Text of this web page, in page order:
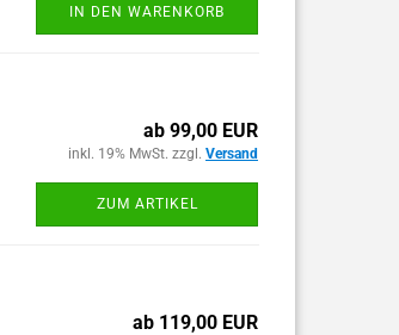
IN DEN WARENKORB
ab 99,00 EUR
inkl. 19% MwSt. zzgl. Versand
ZUM ARTIKEL
ab 119,00 EUR